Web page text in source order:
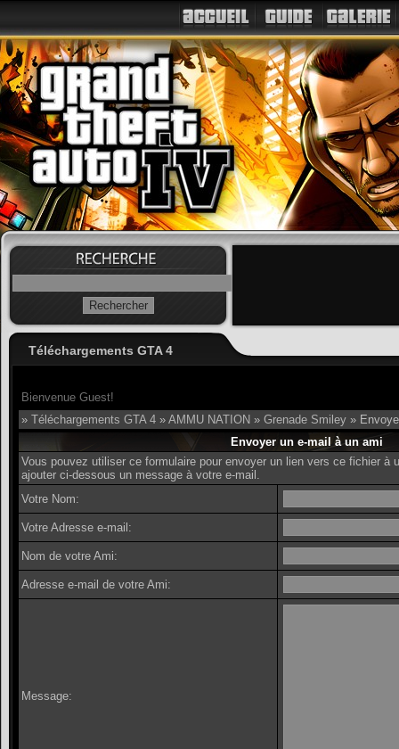
Téléchargements GTA 4
Bienvenue Guest!
» Téléchargements GTA 4 » AMMU NATION » Grenade Smiley »
Envoyer un e-mail à un ami
Vous pouvez utiliser ce formulaire pour envoyer un lien vers ce fichier à
ajouter ci-dessous un message à votre e-mail.
Votre Nom:
Votre Adresse e-mail:
Nom de votre Ami:
Adresse e-mail de votre Ami:
Message: